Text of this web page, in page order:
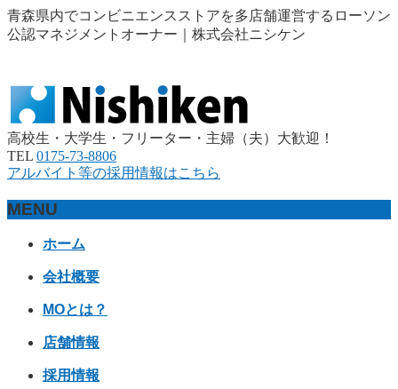
青森県内でコンビニエンスストアを多店舗運営するローソン
公認マネジメントオーナー｜株式会社ニシケン
高校生・大学生・フリーター・主婦（夫）大歓迎！
TEL 0175-73-8806
アルバイト等の採用情報はこちら
MENU
ホーム
会社概要
MOとは？
店舗情報
採用情報